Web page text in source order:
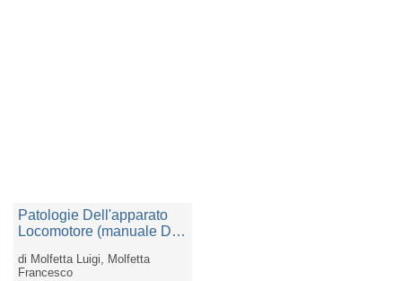
Patologie Dell'apparato
Locomotore (manuale Di
Traumatologia)
di Molfetta Luigi, Molfetta
Francesco